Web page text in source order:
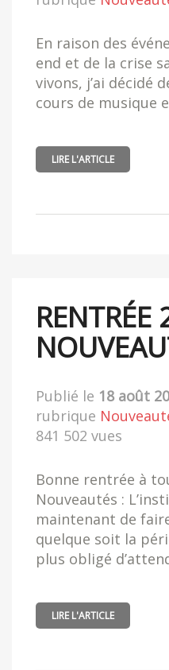
En raison des
end et de la crise
vivons, j’ai décidé
cours de musique
LIRE L'ARTICLE
Publié le 18 août
rubrique
841 502 vues
Bonne rentrée à
Nouveautés :
maintenant de
quelque soit la
plus obligé
LIRE L'ARTICLE